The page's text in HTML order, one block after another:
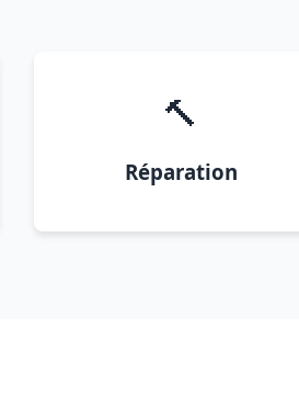
🔨
Réparation